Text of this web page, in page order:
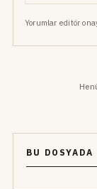
Yorumlar editör
BU DOSYADA